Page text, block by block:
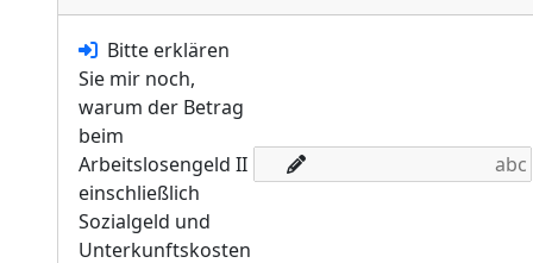
Bitte erklären
Sie mir noch,
warum der Betrag
beim
Arbeitslosengeld II
einschließlich
Sozialgeld und
Unterkunftskosten